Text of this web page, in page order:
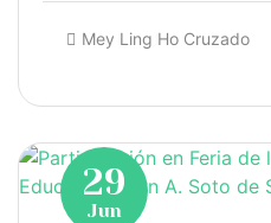
Mey Ling Ho Cruzado
29
Jun